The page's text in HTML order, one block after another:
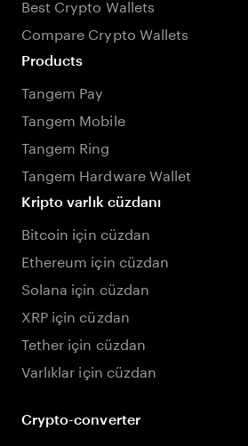
Best Crypto Wallets
Compare Crypto Wallets
Products
Tangem Pay
Tangem Mobile
Tangem Ring
Tangem Hardware Wallet
Kripto varlık cüzdanı
Bitcoin için cüzdan
Ethereum için cüzdan
Solana için cüzdan
XRP için cüzdan
Tether için cüzdan
Varlıklar için cüzdan
Crypto-converter